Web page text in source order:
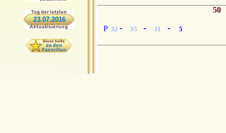
23.07.2016
P 32 - 35 - 11 - 5
50